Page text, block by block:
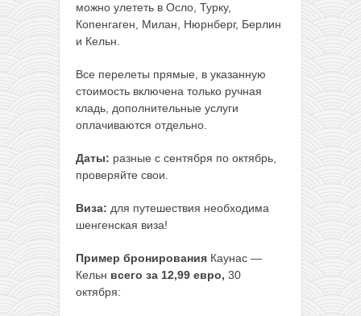
можно улететь в Осло, Турку,
Копенгаген, Милан, Нюрнберг, Берлин
и Кельн.
Все перелеты прямые, в указанную
стоимость включена только ручная
кладь, дополнительные услуги
оплачиваются отдельно.
Даты: разные с сентября по октябрь,
проверяйте свои.
Виза: для путешествия необходима
шенгенская виза!
Пример бронирования Каунас —
Кельн всего за 12,99 евро, 30
октября: